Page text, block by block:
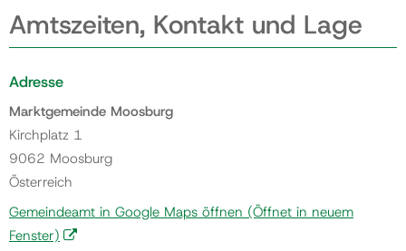
Amtszeiten, Kontakt und Lage
Adresse
Marktgemeinde Moosburg
Kirchplatz 1
9062 Moosburg
Österreich
Gemeindeamt in Google Maps öffnen (Öffnet in neuem
Fenster)